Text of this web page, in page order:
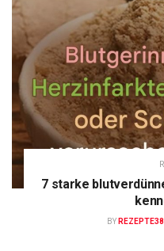
7 starke
BY REZEPTE38